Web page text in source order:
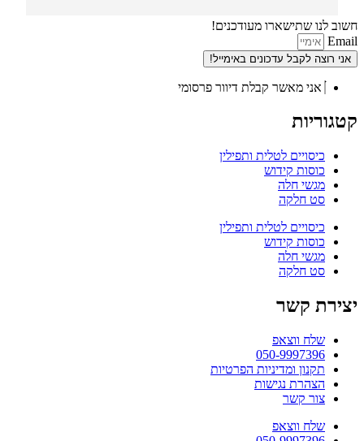
חשוב לנו שתישארו מעודכנים!
Email
אני רוצה לקבל עדכונים באימייל!
אני מאשר קבלת דיוור פרסומי
קטגוריות
כיסויים לטלית ותפילין
כוסות קידוש
מגשי חלה
סט חלקה
כיסויים לטלית ותפילין
כוסות קידוש
מגשי חלה
סט חלקה
יצירת קשר
שלח ווצאפ
050-9997396
תקנון ומדיניות הפרטיות
הצהרת נגישות
צור קשר
שלח ווצאפ